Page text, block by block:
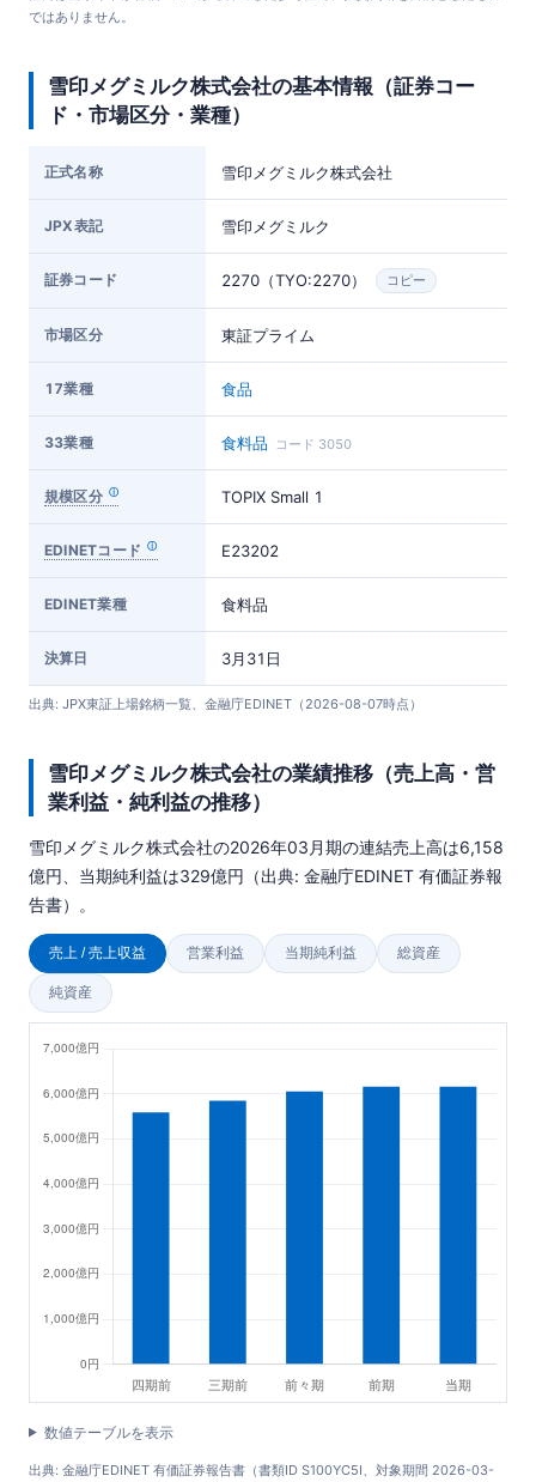
ではありません。
雪印メグミルク株式会社の基本情報（証券コー
ド・市場区分・業種）
正式名称 雪印メグミルク株式会社
JPX表記 雪印メグミルク
証券コード 2270（TYO:2270） コピー
市場区分 東証プライム
17業種 食品
33業種 食料品 コード 3050
規模区分 TOPIX Small 1
EDINETコード E23202
EDINET業種 食料品
決算日 3月31日
出典: JPX東証上場銘柄一覧、金融庁EDINET（2026-08-07時点）
雪印メグミルク株式会社の業績推移（売上高・営
業利益・純利益の推移）
雪印メグミルク株式会社の2026年03月期の連結売上高は6,158
億円、当期純利益は329億円（出典: 金融庁EDINET 有価証券報
告書）。
売上 / 売上収益 営業利益 当期純利益 総資産
純資産
数値テーブルを表示
出典: 金融庁EDINET 有価証券報告書（書類ID S100YC5I、対象期間 2026-03-